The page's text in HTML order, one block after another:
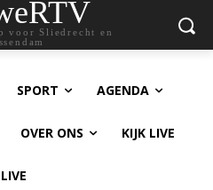
voor Sliedrecht en
SPORT AGENDA
OVER ONS KIJK LIVE